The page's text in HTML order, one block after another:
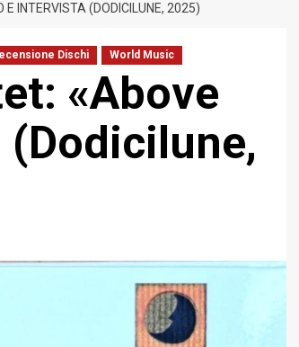
INTERVISTA (DODICILUNE, 2025)
Dischi World Music
«Above